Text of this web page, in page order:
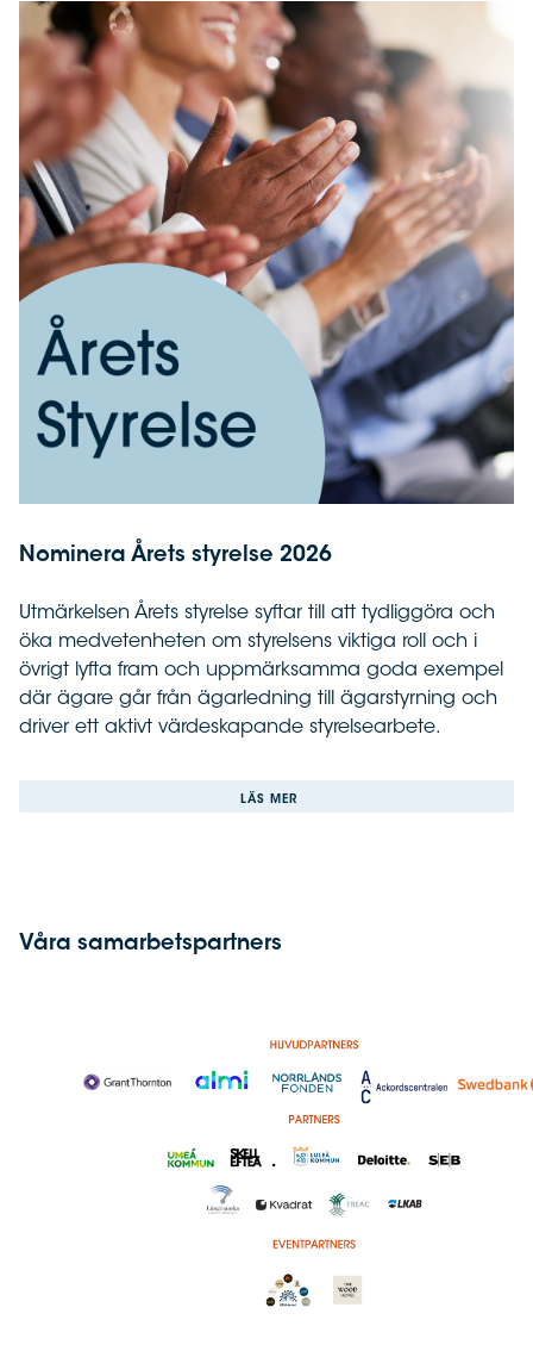
Nominera Årets styrelse 2026
Utmärkelsen Årets styrelse syftar till att tydliggöra och
öka medvetenheten om styrelsens viktiga roll och i
övrigt lyfta fram och uppmärksamma goda exempel
där ägare går från ägarledning till ägarstyrning och
driver ett aktivt värdeskapande styrelsearbete.
LÄS MER
Våra samarbetspartners